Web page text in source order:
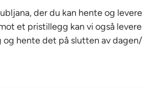
der du kan hente og levere
et pristillegg kan vi også levere
hente det på slutten av dagen/